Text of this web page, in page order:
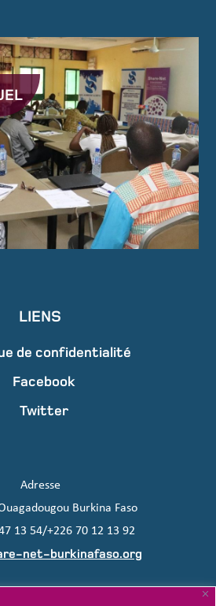
LIENS
de confidentialité
Facebook
Twitter
Adresse
Burkina Faso
13 54/+226 70 12 13 92
net-burkinafaso.org